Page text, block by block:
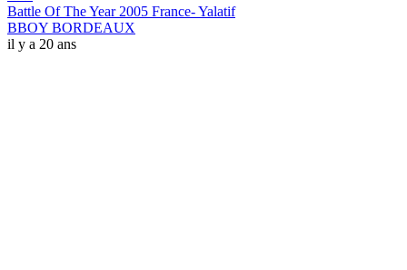
Battle Of The Year 2005 France- Yalatif
BBOY BORDEAUX
il y a 20 ans